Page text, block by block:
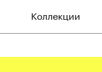
Коллекции